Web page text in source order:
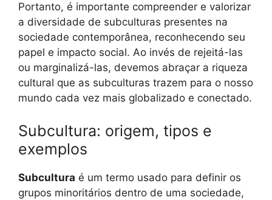
Portanto, é importante compreender e valorizar
a diversidade de subculturas presentes na
sociedade contemporânea, reconhecendo seu
papel e impacto social. Ao invés de rejeitá-las
ou marginalizá-las, devemos abraçar a riqueza
cultural que as subculturas trazem para o nosso
mundo cada vez mais globalizado e conectado.
Subcultura: origem, tipos e
exemplos
Subcultura é um termo usado para definir os
grupos minoritários dentro de uma sociedade,